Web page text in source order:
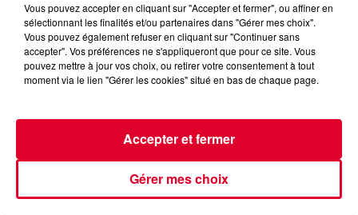
Le MaMA Festival fête ses 10 ans, 10 ans de rencontres et
mercredi 16 au vendredi 18 octobre.
Pour cette nouvelle édition, l’évènement envahira de
arrondissement de la capitale.
Vous pouvez accepter en cliquant sur "Accepter et fermer", ou affiner en
sélectionnant les finalités et/ou partenaires dans "Gérer mes choix".
Vous pouvez également refuser en cliquant sur "Continuer sans
accepter". Vos préférences ne s'appliqueront que pour ce site. Vous
pouvez mettre à jour vos choix, ou retirer votre consentement à tout
moment via le lien "Gérer les cookies" situé en bas de chaque page.
Gérer mes choix
Accepter et fermer